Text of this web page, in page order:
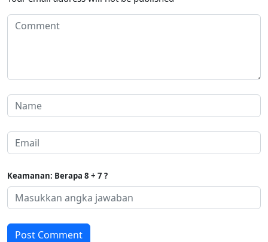
Keamanan: Berapa 8 + 7 ?
Post Comment